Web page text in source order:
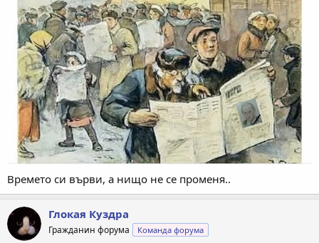
Времето си върви, а нищо не се променя..
Глокая Куздра
Гражданин форума Команда форума